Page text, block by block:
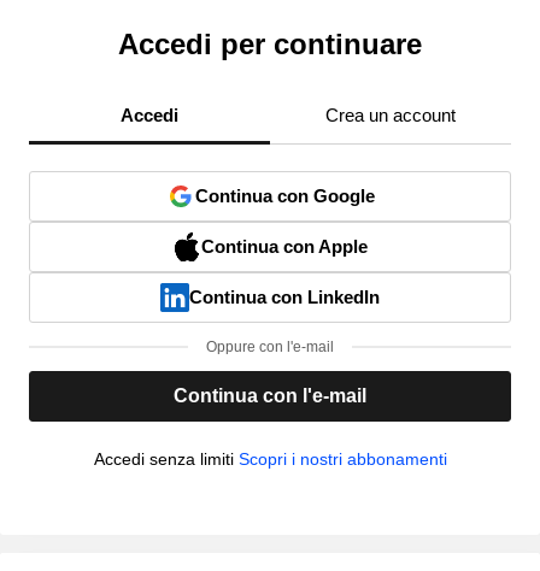
Accedi per continuare
Accedi Crea un account
Continua con Google
Continua con Apple
Continua con LinkedIn
Oppure con l'e-mail
Continua con l'e-mail
Accedi senza limiti Scopri i nostri abbonamenti